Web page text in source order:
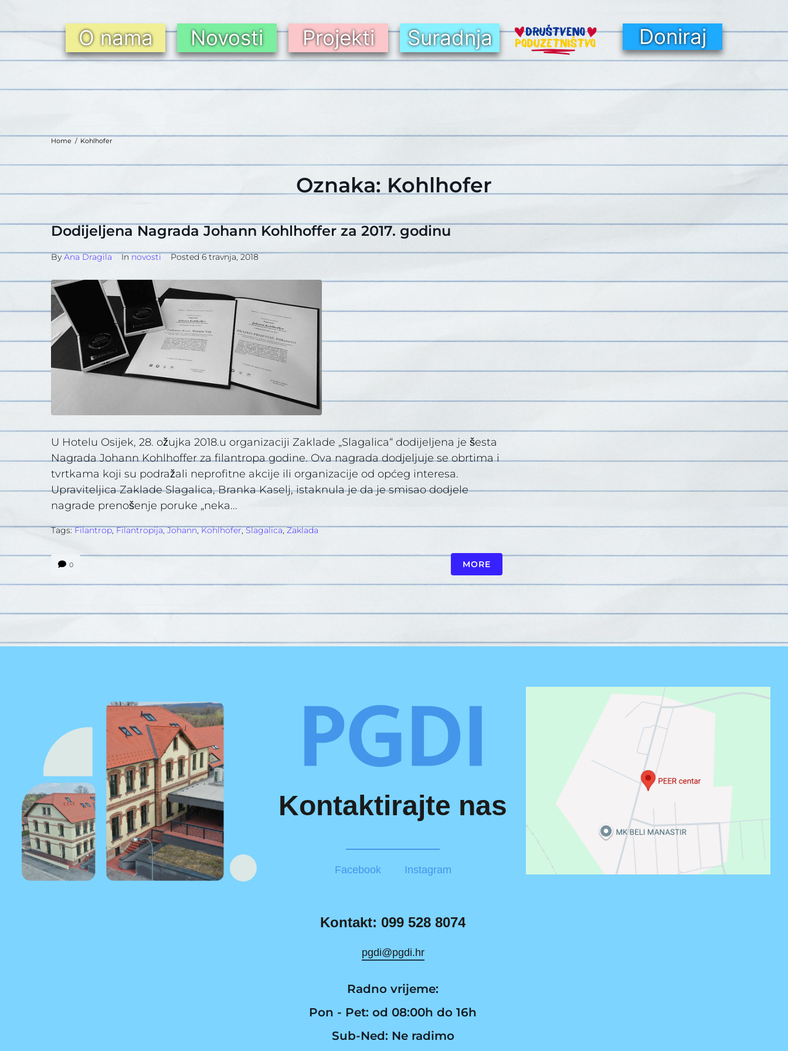
O nama Novosti Projekti Suradnja Doniraj
Home / Kohlhofer
Oznaka: Kohlhofer
Dodijeljena Nagrada Johann Kohlhoffer za 2017. godinu
ByAna Dragila Innovosti Posted6 travnja, 2018
U Hotelu Osijek, 28. ožujka 2018.u organizaciji Zaklade „Slagalica“ dodijeljena je šesta
Nagrada Johann Kohlhoffer za filantropa godine. Ova nagrada dodjeljuje se obrtima i
tvrtkama koji su podražali neprofitne akcije ili organizacije od općeg interesa.
Upraviteljica Zaklade Slagalica, Branka Kaselj, istaknula je da je smisao dodjele
nagrade prenošenje poruke „neka...
Tags:Filantrop,Filantropija,Johann,Kohlhofer,Slagalica,Zaklada
0 MORE
Kontaktirajte nas
Facebook Instagram
Kontakt: 099 528 8074
pgdi@pgdi.hr
Radno vrijeme:
Pon - Pet: od 08:00h do 16h
Sub-Ned: Ne radimo